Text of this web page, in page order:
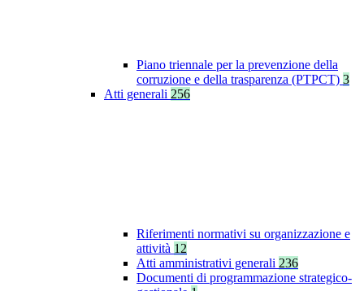
Piano triennale per la prevenzione della
corruzione e della trasparenza (PTPCT) 3
Atti generali 256
Riferimenti normativi su organizzazione e
attività 12
Atti amministrativi generali 236
Documenti di programmazione strategico-